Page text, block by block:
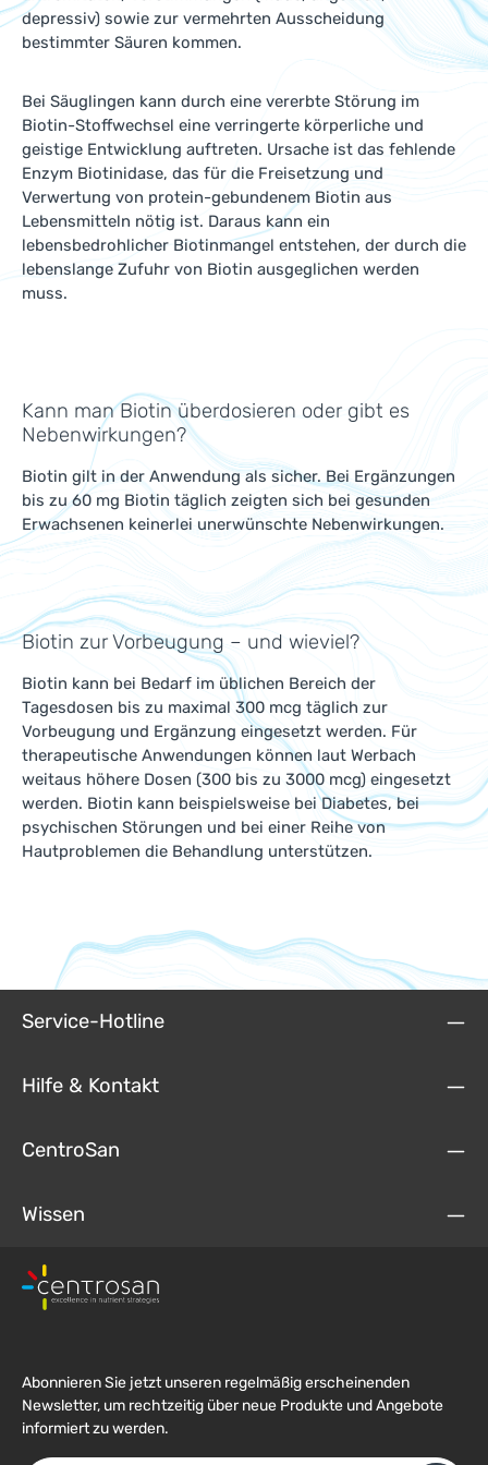
depressiv) sowie zur vermehrten Ausscheidung
bestimmter Säuren kommen.
Bei Säuglingen kann durch eine vererbte Störung im
Biotin-Stoffwechsel eine verringerte körperliche und
geistige Entwicklung auftreten. Ursache ist das fehlende
Enzym Biotinidase, das für die Freisetzung und
Verwertung von protein-gebundenem Biotin aus
Lebensmitteln nötig ist. Daraus kann ein
lebensbedrohlicher Biotinmangel entstehen, der durch die
lebenslange Zufuhr von Biotin ausgeglichen werden
muss.
Kann man Biotin überdosieren oder gibt es
Nebenwirkungen?
Biotin gilt in der Anwendung als sicher. Bei Ergänzungen
bis zu 60 mg Biotin täglich zeigten sich bei gesunden
Erwachsenen keinerlei unerwünschte Nebenwirkungen.
Biotin zur Vorbeugung – und wieviel?
Biotin kann bei Bedarf im üblichen Bereich der
Tagesdosen bis zu maximal 300 mcg täglich zur
Vorbeugung und Ergänzung eingesetzt werden. Für
therapeutische Anwendungen können laut Werbach
weitaus höhere Dosen (300 bis zu 3000 mcg) eingesetzt
werden. Biotin kann beispielsweise bei Diabetes, bei
psychischen Störungen und bei einer Reihe von
Hautproblemen die Behandlung unterstützen.
Service-Hotline
Hilfe & Kontakt
CentroSan
Wissen
Abonnieren Sie jetzt unseren regelmäßig erscheinenden
Newsletter, um rechtzeitig über neue Produkte und Angebote
informiert zu werden.